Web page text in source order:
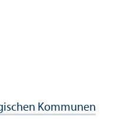
Kommunen